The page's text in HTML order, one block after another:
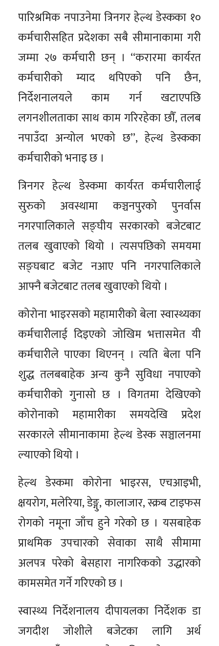
पारिश्रमिक नपाउनेमा त्रिनगर हेल्थ डेस्कका १०
कर्मचारीसहित प्रदेशका सबै सीमानाकामा गरी
जम्मा २७ कर्मचारी छन् । “करारमा कार्यरत
कर्मचारीको म्याद थपिएको पनि छैन,
निर्देशनालयले काम गर्न खटाएपछि
लगनशीलताका साथ काम गरिरहेका छौँ, तलब
नपाउँदा अन्योल भएको छ”, हेल्थ डेस्कका
कर्मचारीको भनाइ छ ।
त्रिनगर हेल्थ डेस्कमा कार्यरत कर्मचारीलाई
सुरुको अवस्थामा कञ्चनपुरको पुनर्वास
नगरपालिकाले सङ्घीय सरकारको बजेटबाट
तलब खुवाएको थियो । त्यसपछिको समयमा
सङ्घबाट बजेट नआए पनि नगरपालिकाले
आफ्नै बजेटबाट तलब खुवाएको थियो ।
कोरोना भाइरसको महामारीको बेला स्वास्थ्यका
कर्मचारीलाई दिइएको जोखिम भत्तासमेत यी
कर्मचारीले पाएका थिएनन् । त्यति बेला पनि
शुद्ध तलबबाहेक अन्य कुनै सुविधा नपाएको
कर्मचारीको गुनासो छ । विगतमा देखिएको
कोरोनाको महामारीका समयदेखि प्रदेश
सरकारले सीमानाकामा हेल्थ डेस्क सञ्चालनमा
ल्याएको थियो ।
हेल्थ डेस्कमा कोरोना भाइरस, एचआइभी,
क्षयरोग, मलेरिया, डेङ्गु, कालाजार, स्क्रब टाइफस
रोगको नमूना जाँच हुने गरेको छ । यसबाहेक
प्राथमिक उपचारको सेवाका साथै सीमामा
अलपत्र परेको बेसहारा नागरिकको उद्धारको
कामसमेत गर्ने गरिएको छ ।
स्वास्थ्य निर्देशनालय दीपायलका निर्देशक डा
जगदीश जोशीले बजेटका लागि अर्थ